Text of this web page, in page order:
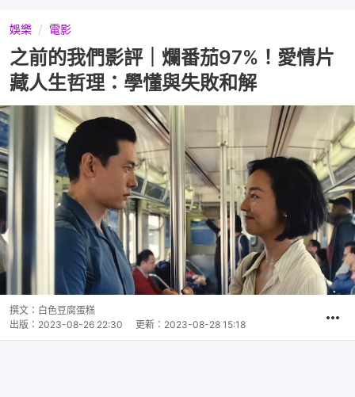
娛樂 電影
之前的我們影評｜爛番茄97%！愛情片
藏人生哲理：學懂與失敗和解
撰文： 白色豆腐蛋糕
出版： 2023-08-26 22:30 更新： 2023-08-28 15:18